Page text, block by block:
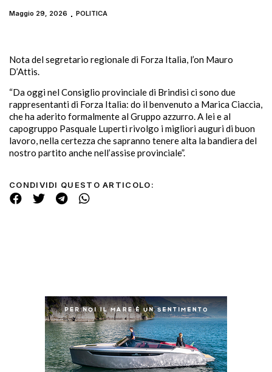
Maggio 29, 2026 POLITICA
Nota del segretario regionale di Forza Italia, l’on Mauro
D’Attis.
“Da oggi nel Consiglio provinciale di Brindisi ci sono due
rappresentanti di Forza Italia: do il benvenuto a Marica Ciaccia,
che ha aderito formalmente al Gruppo azzurro. A lei e al
capogruppo Pasquale Luperti rivolgo i migliori auguri di buon
lavoro, nella certezza che sapranno tenere alta la bandiera del
nostro partito anche nell’assise provinciale”.
CONDIVIDI QUESTO ARTICOLO: